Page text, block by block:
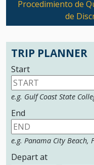
Procedimiento de
de
TRIP PLANNER
Start
e.g. Gulf Coast State
End
e.g. Panama City Beach,
Depart at